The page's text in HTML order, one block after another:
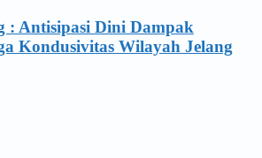
: Antisipasi Dini Dampak
Kondusivitas Wilayah Jelang